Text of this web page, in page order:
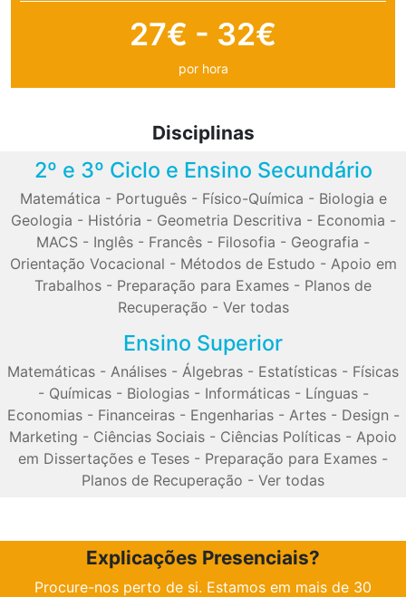
27€ - 32€
por hora
Disciplinas
2º e 3º Ciclo e Ensino Secundário
Matemática - Português- Físico-Química - Biologia e
Geologia - História - Geometria Descritiva - Economia -
MACS - Inglês - Francês - Filosofia - Geografia -
Orientação Vocacional - Métodos de Estudo - Apoio em
Trabalhos - Preparação para Exames - Planos de
Recuperação - Ver todas
Ensino Superior
Matemáticas - Análises - Álgebras - Estatísticas - Físicas
- Químicas- Biologias- Informáticas- Línguas-
Economias- Financeiras- Engenharias- Artes- Design -
Marketing - Ciências Sociais - Ciências Políticas - Apoio
em Dissertações e Teses - Preparação para Exames -
Planos de Recuperação - Ver todas
Explicações Presenciais?
Procure-nos perto de si. Estamos em mais de 30